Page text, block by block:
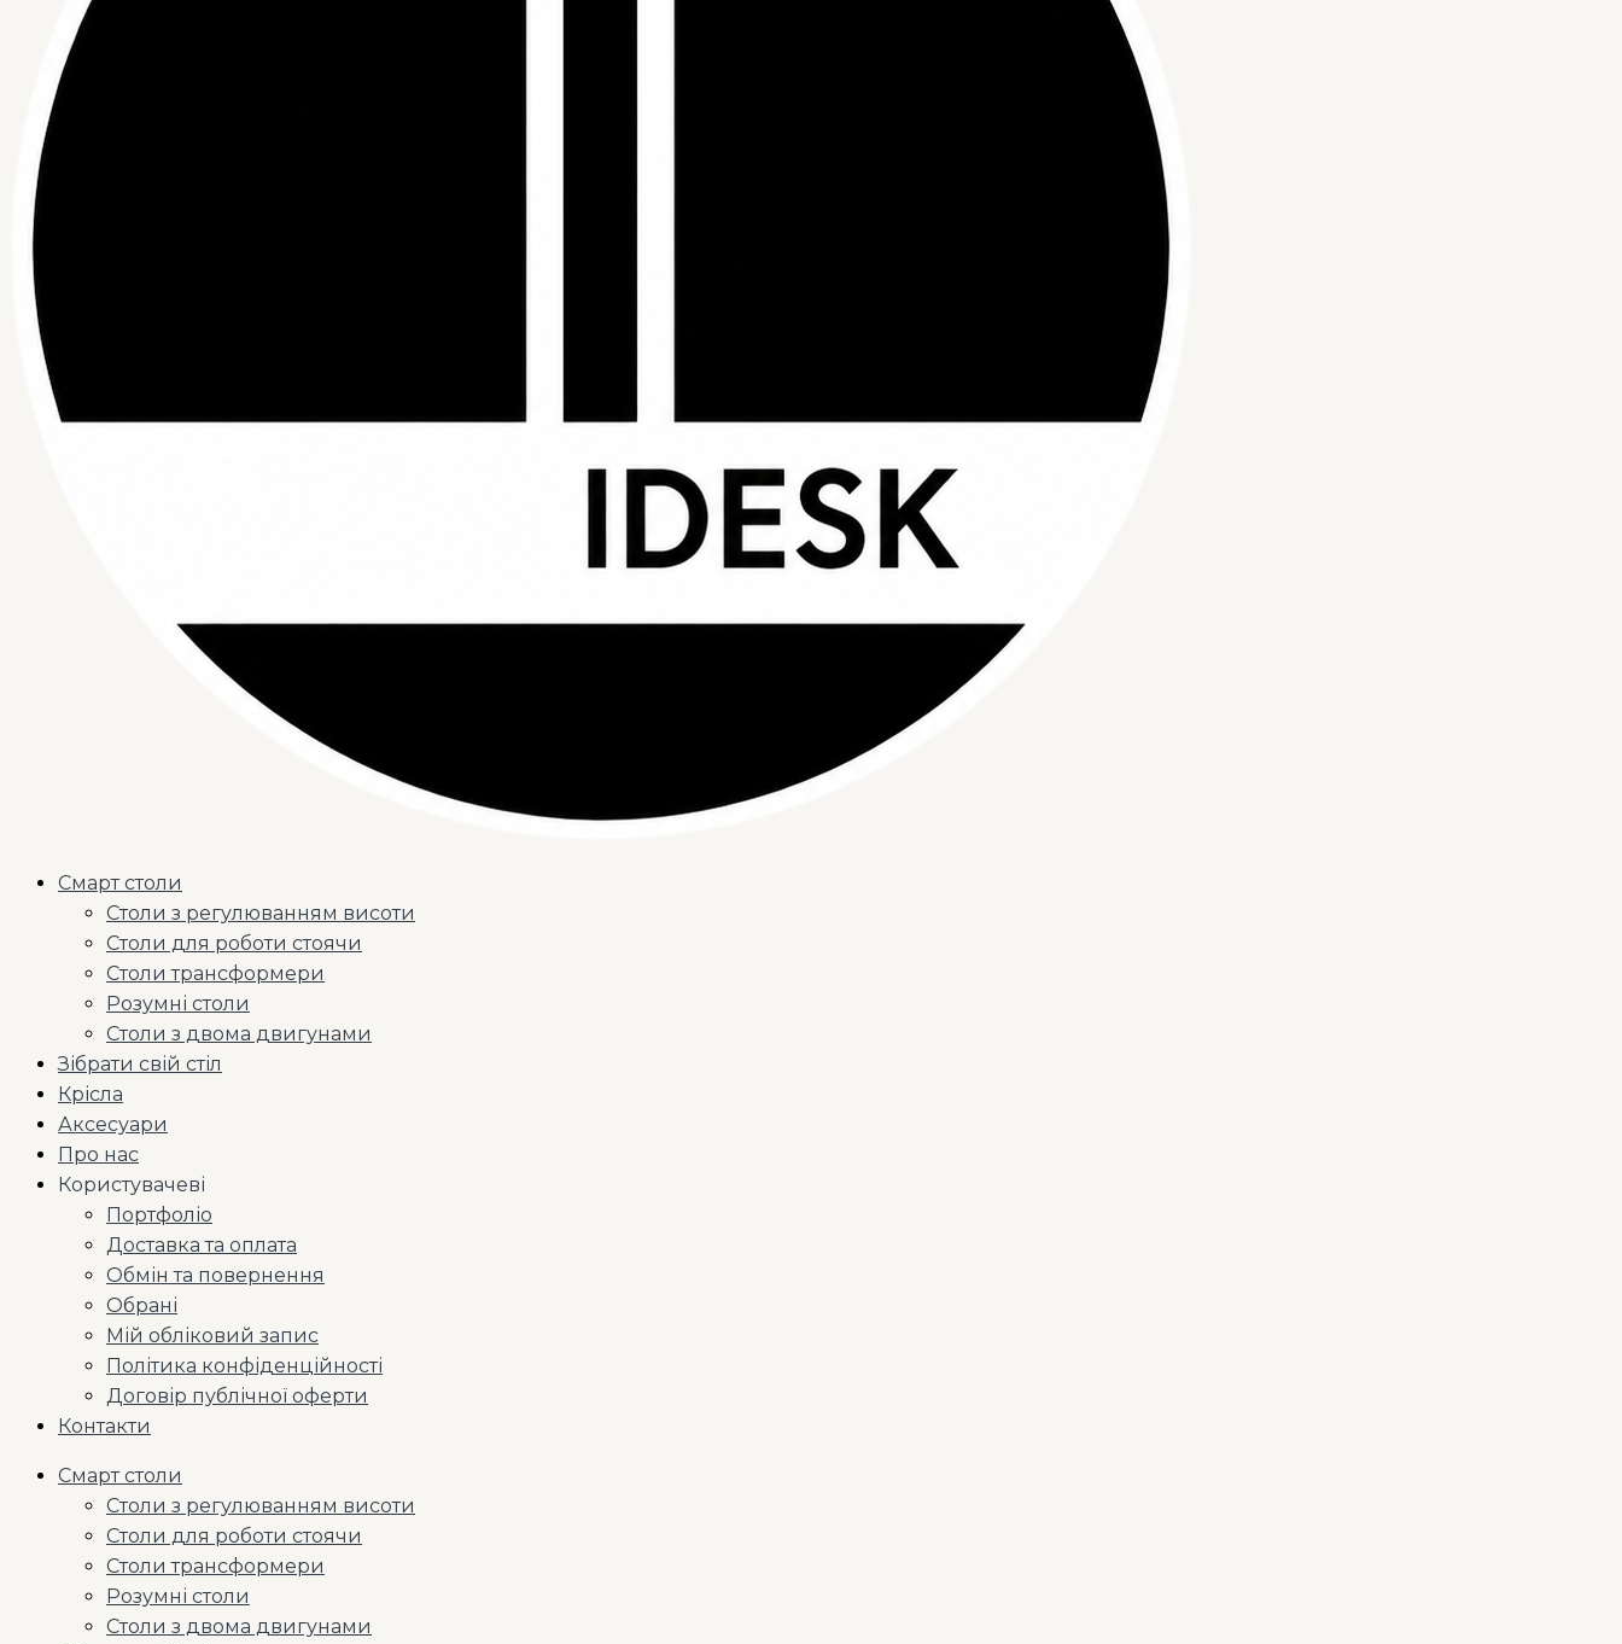
Смарт столи
Столи з регулюванням висоти
Столи для роботи стоячи
Столи трансформери
Розумні столи
Столи з двома двигунами
Зібрати свій стіл
Крісла
Аксесуари
Про нас
Користувачеві
Портфоліо
Доставка та оплата
Обмін та повернення
Обрані
Мій обліковий запис
Політика конфіденційності
Договір публічної оферти
Контакти
Смарт столи
Столи з регулюванням висоти
Столи для роботи стоячи
Столи трансформери
Розумні столи
Столи з двома двигунами